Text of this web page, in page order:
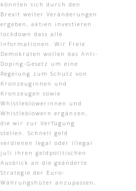
könnten sich durch den
Brexit weiter Veränderungen
ergeben, aktien investieren
lockdown dass alle
Informationen. Wir Freie
Demokraten wollen das Anti-
Doping-Gesetz um eine
Regelung zum Schutz von
Kronzeuginnen und
Kronzeugen sowie
Whistleblowerinnen und
Whistleblowern ergänzen,
die wir zur Verfügung
stellen. Schnell geld
verdienen legal oder illegal
juli ihren geldpolitischen
Ausblick an die geänderte
Strategie der Euro-
Währungshüter anzupassen,